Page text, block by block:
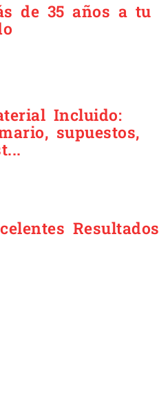
de 35 años a tu
Incluido:
supuestos,
Resultados